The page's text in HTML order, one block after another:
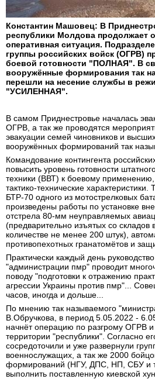
Константин Машовец: В
республики Молдова продолжает
оперативная ситуация.
группы российских войск (ОГРВ)
боевой готовности "ПОЛНАЯ". В
вооружённые формирования так
перешли на несение службы в
"УСИЛЕННАЯ".
В самом Приднестровье началась
ОГРВ, а так же проводятся
эвакуации семей чиновников и
вооружённых формирований так
Командование контингента
повысить уровень готовности
техники (ВВТ) к боевому применению,
тактико-технические
БТР-70 одного из мотострелковых
произведены работы по установке
отстрела 80-мм неуправляемых
(предварительно изъятых со складов
количестве не менее 200 штук),
противопехотных гранатомётов и
Практически каждый день
"администрации пмр" проводит
поводу "подготовки к отражению
агрессии Украины против пмр"...
часов, иногда и дольше...
По мнению так называемого
В.Обручкова, в период 5.05.2022 -
начнёт операцию по разгрому ОГРВ и
территории "республики". Согласно
сосредоточили и уже развернули
военнослужащих, а так же 2000
формирований (НГУ, ДПС, НП, СБУ и
выполнить поставленную киевской